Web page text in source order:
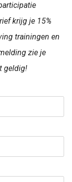
krijg je 15%
trainingen en
zie je
geldig!